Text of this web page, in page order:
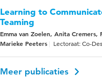
Learning to
Teaming
Emma van Zoelen, Anita
Marieke Peeters
Lectoraat: Co-
Meer publicaties